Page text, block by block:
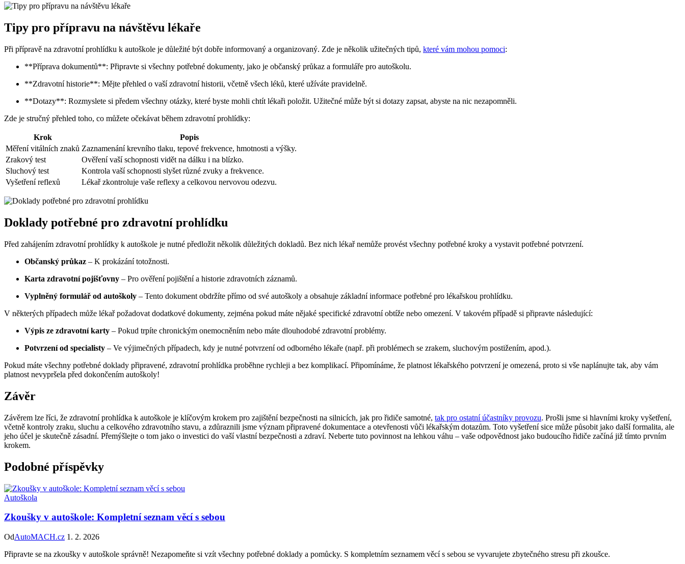
Tipy pro přípravu na návštěvu lékaře
Při přípravě na zdravotní prohlídku k autoškole je důležité být dobře informovaný a organizovaný. Zde je několik užitečných tipů, které vám mohou pomoci:
**Příprava dokumentů**: Připravte si všechny potřebné dokumenty, jako je občanský průkaz a formuláře pro autoškolu.
**Zdravotní historie**: Mějte přehled o vaší zdravotní historii, včetně všech léků, které užíváte pravidelně.
**Dotazy**: Rozmyslete si předem všechny otázky, které byste mohli chtít lékaři položit. Užitečné může být si dotazy zapsat, abyste na nic nezapomněli.
Zde je stručný přehled toho, co můžete očekávat během zdravotní prohlídky:
Krok
Popis
Měření vitálních znaků Zaznamenání krevního tlaku, tepové frekvence, hmotnosti a výšky.
Zrakový test
Ověření vaší schopnosti vidět na dálku i na blízko.
Sluchový test
Kontrola vaší schopnosti slyšet různé zvuky a frekvence.
Vyšetření reflexů
Lékař zkontroluje vaše reflexy a celkovou nervovou odezvu.
Doklady potřebné pro zdravotní prohlídku
Před zahájením zdravotní prohlídky k autoškole je nutné předložit několik důležitých dokladů. Bez nich lékař nemůže provést všechny potřebné kroky a vystavit potřebné potvrzení.
Občanský průkaz – K prokázání totožnosti.
Karta zdravotní pojišťovny – Pro ověření pojištění a historie zdravotních záznamů.
Vyplněný formulář od autoškoly – Tento dokument obdržíte přímo od své autoškoly a obsahuje základní informace potřebné pro lékařskou prohlídku.
V některých případech může lékař požadovat dodatkové dokumenty, zejména pokud máte nějaké specifické zdravotní obtíže nebo omezení. V takovém případě si připravte následující:
Výpis ze zdravotní karty – Pokud trpíte chronickým onemocněním nebo máte dlouhodobé zdravotní problémy.
Potvrzení od specialisty – Ve výjimečných případech, kdy je nutné potvrzení od odborného lékaře (např. při problémech se zrakem, sluchovým postižením, apod.).
Pokud máte všechny potřebné doklady připravené, zdravotní prohlídka proběhne rychleji a bez komplikací. Připomínáme, že platnost lékařského potvrzení je omezená, proto si vše naplánujte tak, aby vám
platnost nevypršela před dokončením autoškoly!
Závěr
Závěrem lze říci, že zdravotní prohlídka k autoškole je klíčovým krokem pro zajištění bezpečnosti na silnicích, jak pro řidiče samotné, tak pro ostatní účastníky provozu. Prošli jsme si hlavními kroky vyšetření,
včetně kontroly zraku, sluchu a celkového zdravotního stavu, a zdůraznili jsme význam připravené dokumentace a otevřenosti vůči lékařským dotazům. Toto vyšetření sice může působit jako další formalita, ale
jeho účel je skutečně zásadní. Přemýšlejte o tom jako o investici do vaší vlastní bezpečnosti a zdraví. Neberte tuto povinnost na lehkou váhu – vaše odpovědnost jako budoucího řidiče začíná již tímto prvním
krokem.
Podobné příspěvky
Autoškola
Zkoušky v autoškole: Kompletní seznam věcí s sebou
OdAutoMACH.cz 1. 2. 2026
Připravte se na zkoušky v autoškole správně! Nezapomeňte si vzít všechny potřebné doklady a pomůcky. S kompletním seznamem věcí s sebou se vyvarujete zbytečného stresu při zkoušce.